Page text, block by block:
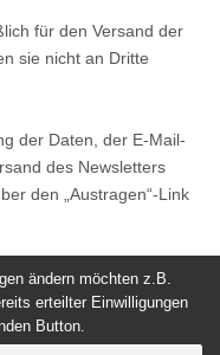
für den Versand der
sie nicht an Dritte
der Daten, der E-Mail-
des Newsletters
den „Austragen“-Link
ändern möchten z.B.
erteilter Einwilligungen
Button.